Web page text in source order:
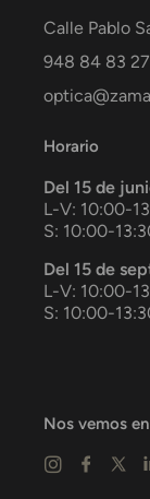
Calle Pablo
948 84 83 27
Horario
Del 15 de
L-V: 10:00-
S: 10:00-
Del 15 de
L-V: 10:00-
S: 10:00-
Nos vemos